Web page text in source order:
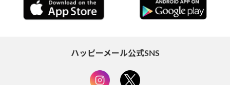
ハッピーメール公式SNS